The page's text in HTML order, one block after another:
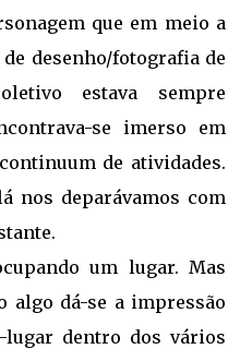
que em meio a
desenho/fotografia de
estava sempre
se imerso em
de atividades.
nos deparávamos com
um lugar. Mas
algo dá-se a impressão
dentro dos vários